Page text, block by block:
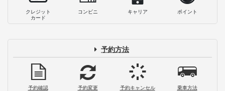
クレジット
カード
コンビニ キャリア ポイント
予約方法
予約確認 予約変更 予約キャンセル 乗車方法